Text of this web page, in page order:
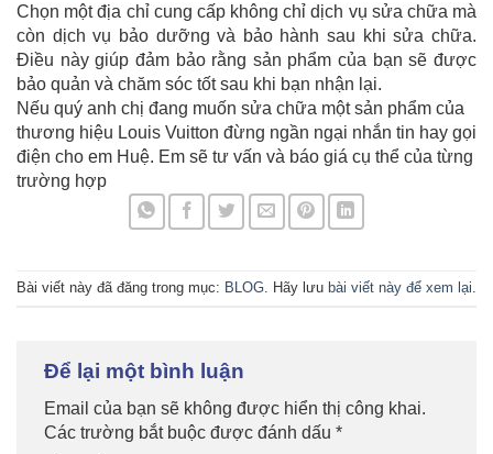
Chọn một địa chỉ cung cấp không chỉ dịch vụ sửa chữa mà
còn dịch vụ bảo dưỡng và bảo hành sau khi sửa chữa.
Điều này giúp đảm bảo rằng sản phẩm của bạn sẽ được
bảo quản và chăm sóc tốt sau khi bạn nhận lại.
Nếu quý anh chị đang muốn sửa chữa một sản phẩm của
thương hiệu Louis Vuitton đừng ngần ngại nhắn tin hay gọi
điện cho em Huệ. Em sẽ tư vấn và báo giá cụ thể của từng
trường hợp
Bài viết này đã đăng trong mục: BLOG. Hãy lưu bài viết này để xem lại.
Để lại một bình luận
Email của bạn sẽ không được hiển thị công khai.
Các trường bắt buộc được đánh dấu *